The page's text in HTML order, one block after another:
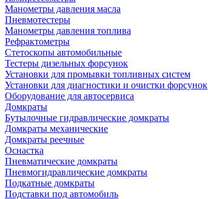
Манометры давления масла
Пневмотестеры
Манометры давления топлива
Рефрактометры
Стетоскопы автомобильные
Тестеры дизельных форсунок
Установки для промывки топливных систем
Установки для диагностики и очистки форсунок
Оборудование для автосервиса
Домкраты
Бутылочные гидравлические домкраты
Домкраты механические
Домкраты реечные
Оснастка
Пневматические домкраты
Пневмогидравлические домкраты
Подкатные домкраты
Подставки под автомобиль